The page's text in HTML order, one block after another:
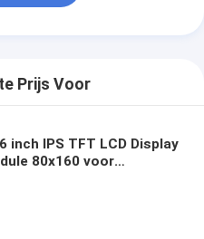
Prijs Voor
inch IPS TFT LCD Display
80x160 voor